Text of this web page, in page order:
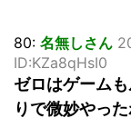
80: 名無しさん
ID:KZa8qHsI0
ゼロはゲーム
りで微妙やっ